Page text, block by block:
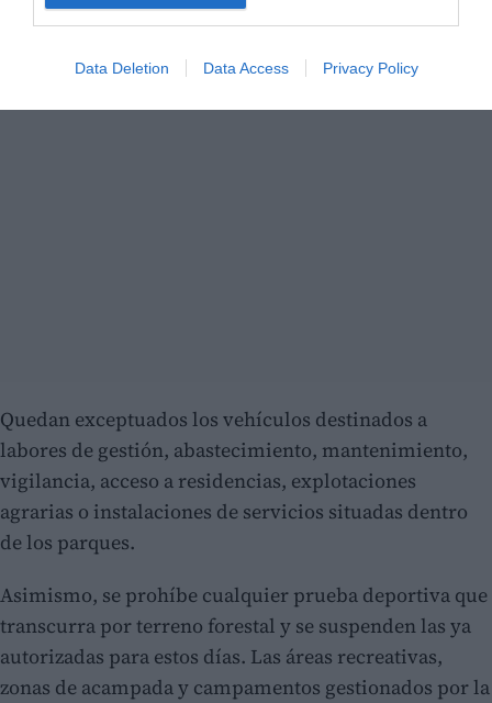
Data Deletion Data Access Privacy Policy
Quedan exceptuados los vehículos destinados a
labores de gestión, abastecimiento, mantenimiento,
vigilancia, acceso a residencias, explotaciones
agrarias o instalaciones de servicios situadas dentro
de los parques.
Asimismo, se prohíbe cualquier prueba deportiva que
transcurra por terreno forestal y se suspenden las ya
autorizadas para estos días. Las áreas recreativas,
zonas de acampada y campamentos gestionados por la